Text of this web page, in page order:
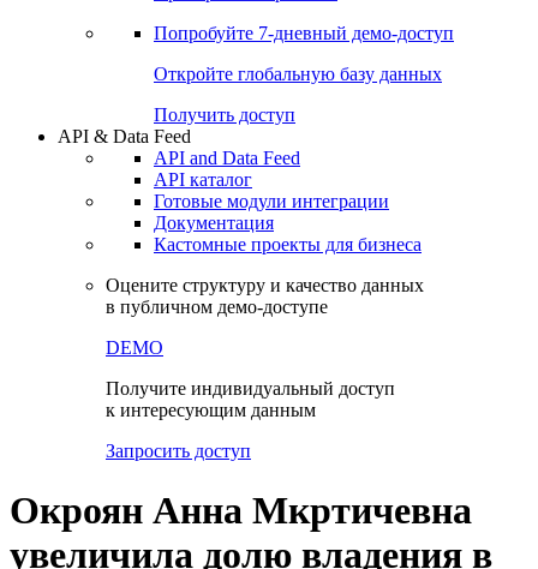
Чат
Проверка контрагента
Попробуйте7-дневный
Откройте глобальную базу данных
Получить доступ
API & Data Feed
API and Data Feed
Готовые модули интеграции
Документация
в публичном демо-доступе